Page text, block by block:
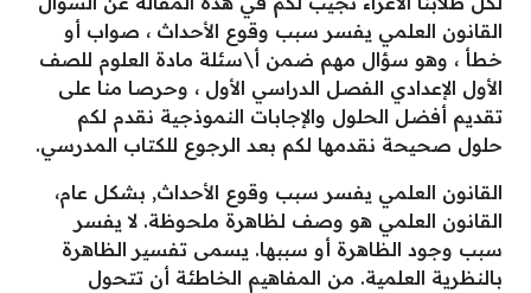
القانون العلمي يفسر سبب وقوع الأحداث ، صواب أو
خطأ ، وهو سؤال مهم ضمن أ\سئلة مادة العلوم للصف
الأول الإعدادي الفصل الدراسي الأول ، وحرصا منا على
تقديم أفضل الحلول والإجابات النموذجية نقدم لكم
حلول صحيحة نقدمها لكم بعد الرجوع للكتاب المدرسي.
القانون العلمي يفسر سبب وقوع الأحداث, بشكل عام،
القانون العلمي هو وصف لظاهرة ملحوظة. لا يفسر
سبب وجود الظاهرة أو سببها. يسمى تفسير الظاهرة
بالنظرية العلمية. من المفاهيم الخاطئة أن تتحول